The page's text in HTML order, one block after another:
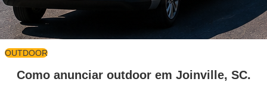
OUTDOOR
Como anunciar outdoor em Joinville, SC.